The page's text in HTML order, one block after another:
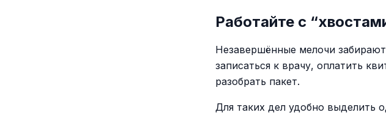
Работайте с
Незавершённые мелочи
записаться к врачу, оплатить
разобрать пакет.
Для таких дел удобно выделить